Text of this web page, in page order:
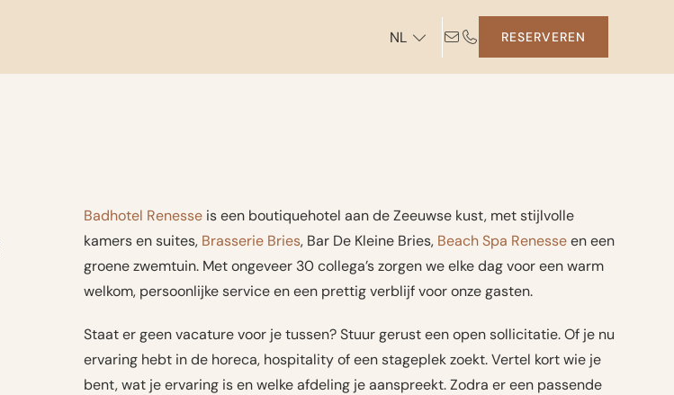
NL RESERVEREN
Badhotel Renesseis een boutiquehotel aan de Zeeuwse kust, met stijlvolle
kamers en suites, Brasserie Bries, Bar De Kleine Bries, Beach Spa Renesseen een
groene zwemtuin. Met ongeveer 30 collega’s zorgen we elke dag voor een warm
welkom, persoonlijke service en een prettig verblijf voor onze gasten.
Staat er geen vacature voor je tussen? Stuur gerust een open sollicitatie. Of je nu
ervaring hebt in de horeca, hospitality of een stageplek zoekt. Vertel kort wie je
bent, wat je ervaring is en welke afdeling je aanspreekt. Zodra er een passende